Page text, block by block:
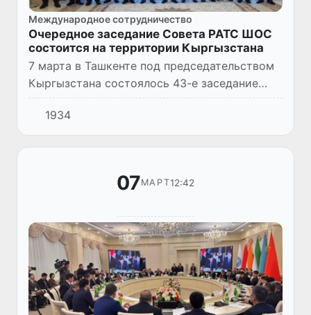
Международное сотрудничество
Очередное заседание Совета РАТС ШОС
состоится на территории Кыргызстана
7 марта в Ташкенте под председательством
Кыргызстана состоялось 43-е заседание
Совета Региональной антитеррористической
структуры Шанхайской организации
сотрудничества (РАТС ШОС).
1934
07МАРТ12:42